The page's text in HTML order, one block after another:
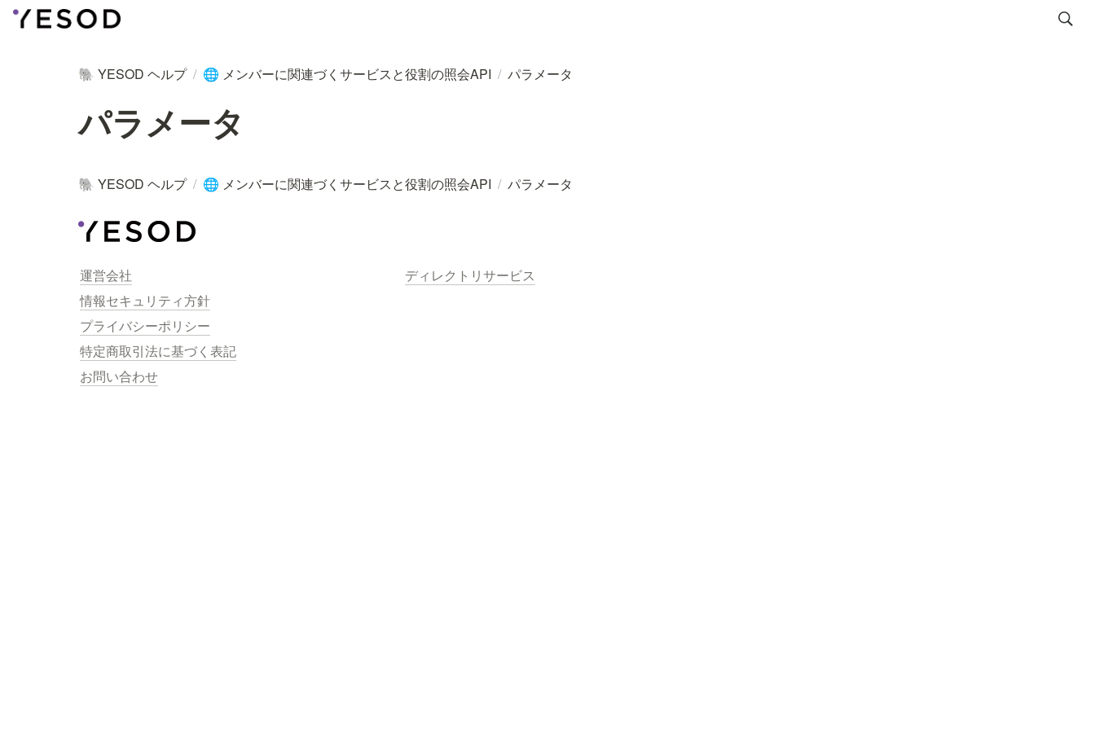
🐘 YESOD ヘルプ / 🌐 メンバーに関連づくサービスと役割の照会API / パラメータ
パラメータ
🐘 YESOD ヘルプ / 🌐 メンバーに関連づくサービスと役割の照会API / パラメータ
運営会社
情報セキュリティ方針
プライバシーポリシー
特定商取引法に基づく表記
お問い合わせ
ディレクトリサービス